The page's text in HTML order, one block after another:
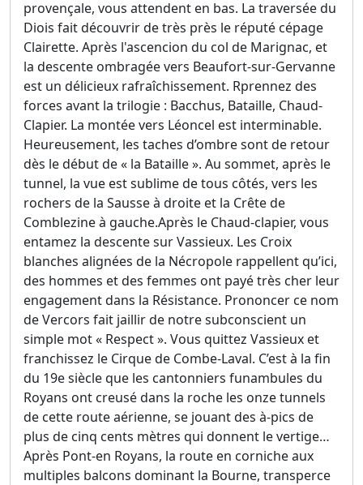
provençale, vous attendent en bas. La traversée du
Diois fait découvrir de très près le réputé cépage
Clairette. Après l'ascencion du col de Marignac, et
la descente ombragée vers Beaufort-sur-Gervanne
est un délicieux rafraîchissement. Rprennez des
forces avant la trilogie : Bacchus, Bataille, Chaud-
Clapier. La montée vers Léoncel est interminable.
Heureusement, les taches d’ombre sont de retour
dès le début de « la Bataille ». Au sommet, après le
tunnel, la vue est sublime de tous côtés, vers les
rochers de la Sausse à droite et la Crête de
Comblezine à gauche.Après le Chaud-clapier, vous
entamez la descente sur Vassieux. Les Croix
blanches alignées de la Nécropole rappellent qu’ici,
des hommes et des femmes ont payé très cher leur
engagement dans la Résistance. Prononcer ce nom
de Vercors fait jaillir de notre subconscient un
simple mot « Respect ». Vous quittez Vassieux et
franchissez le Cirque de Combe-Laval. C’est à la fin
du 19e siècle que les cantonniers funambules du
Royans ont creusé dans la roche les onze tunnels
de cette route aérienne, se jouant des à-pics de
plus de cinq cents mètres qui donnent le vertige…
Après Pont-en Royans, la route en corniche aux
multiples balcons dominant la Bourne, transperce